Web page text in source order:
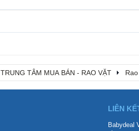
TRUNG TÂM MUA BÁN - RAO VẶT
LIÊN
Babydeal